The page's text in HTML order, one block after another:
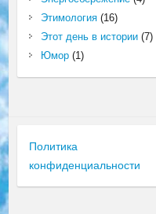
Этимология(16)
Этот день в истории(7)
Юмор(1)
Политика
конфиденциальности